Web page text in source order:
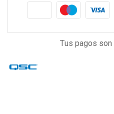
Tus pagos son